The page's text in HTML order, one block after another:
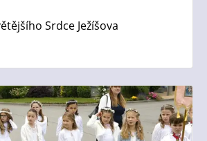
Srdce Ježíšova